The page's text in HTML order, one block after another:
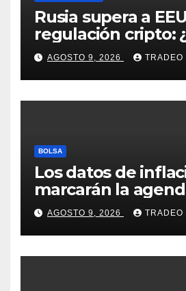
Rusia supera a
regulación cripto:
la nueva ley?
AGOSTO 9, 2026 TRADEO
BOLSA
Los datos de
marcarán la
de la próxima
AGOSTO 9, 2026 TRADEO